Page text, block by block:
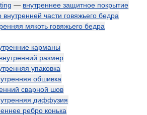
— внутреннее защитное покрытие
внутренней части говяжьего бедра
мякоть говяжьего бедра
карманы
внутренний размер
упаковка
обшивка
сварной шов
диффузия
ребро конька